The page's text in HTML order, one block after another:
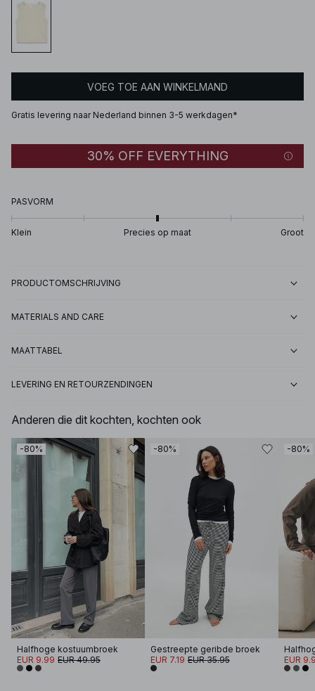
VOEG TOE AAN WINKELMAND
Gratis levering naar Nederland binnen 3-5 werkdagen*
30% OFF EVERYTHING
PASVORM
Klein Precies op maat Groot
PRODUCTOMSCHRIJVING
MATERIALS AND CARE
MAATTABEL
LEVERING EN RETOURZENDINGEN
Anderen die dit kochten, kochten ook
-80%
Halfhoge kostuumbroek
EUR 9.99 EUR 49.95
-80%
Gestreepte geribde broek
EUR 7.19 EUR 35.95
-80%
EUR